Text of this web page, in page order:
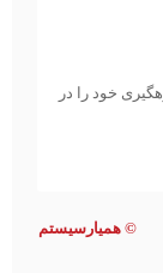
خود را در
© همیارسیستم